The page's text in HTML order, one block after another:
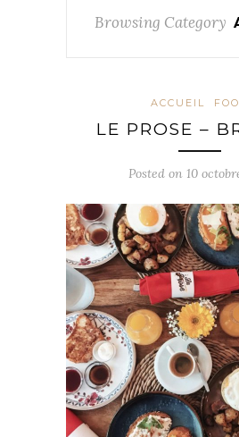
Browsing Category
ACCUEIL
LE PROSE –
Posted on 10